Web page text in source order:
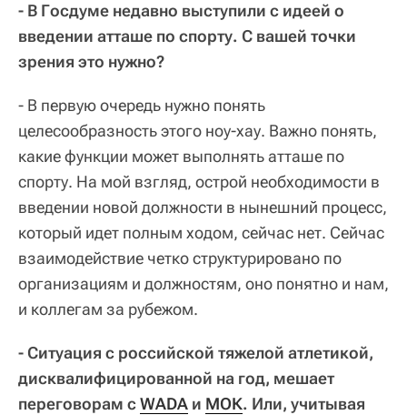
- В Госдуме недавно выступили с идеей о
введении атташе по спорту. С вашей точки
зрения это нужно?
- В первую очередь нужно понять
целесообразность этого ноу-хау. Важно понять,
какие функции может выполнять атташе по
спорту. На мой взгляд, острой необходимости в
введении новой должности в нынешний процесс,
который идет полным ходом, сейчас нет. Сейчас
взаимодействие четко структурировано по
организациям и должностям, оно понятно и нам,
и коллегам за рубежом.
- Ситуация с российской тяжелой атлетикой,
дисквалифицированной на год, мешает
переговорам сWADA и МОК. Или, учитывая